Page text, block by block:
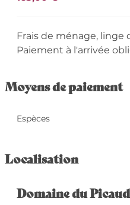
Frais de ménage, linge
Paiement à l'arrivée
Moyens de paiement
Espèces
Localisation
Domaine du Picaud